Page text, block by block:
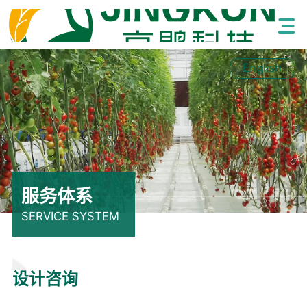
English
服务体系
SERVICE SYSTEM
设计咨询